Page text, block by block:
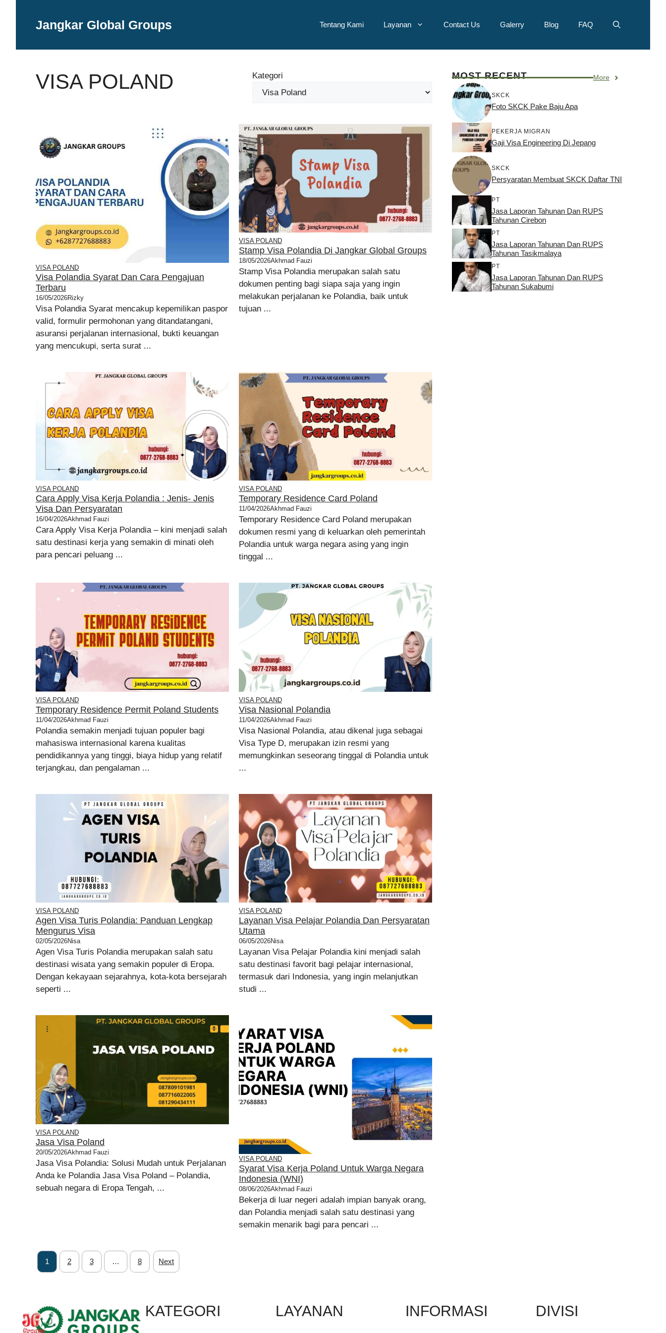
Jangkar Global Groups Tentang Kami Layanan Contact Us Galerry Blog FAQ
VISA POLAND Kategori
VISA POLAND
Visa Polandia Syarat Dan Cara Pengajuan
Terbaru
16/05/2026Rizky
Visa Polandia Syarat mencakup kepemilikan paspor
valid, formulir permohonan yang ditandatangani,
asuransi perjalanan internasional, bukti keuangan
yang mencukupi, serta surat ...
VISA POLAND
Stamp Visa Polandia Di Jangkar Global Groups
18/05/2026Akhmad Fauzi
Stamp Visa Polandia merupakan salah satu
dokumen penting bagi siapa saja yang ingin
melakukan perjalanan ke Polandia, baik untuk
tujuan ...
VISA POLAND
Cara Apply Visa Kerja Polandia : Jenis- Jenis
Visa Dan Persyaratan
16/04/2026Akhmad Fauzi
Cara Apply Visa Kerja Polandia – kini menjadi salah
satu destinasi kerja yang semakin di minati oleh
para pencari peluang ...
VISA POLAND
Temporary Residence Card Poland
11/04/2026Akhmad Fauzi
Temporary Residence Card Poland merupakan
dokumen resmi yang di keluarkan oleh pemerintah
Polandia untuk warga negara asing yang ingin
tinggal ...
VISA POLAND
Temporary Residence Permit Poland Students
11/04/2026Akhmad Fauzi
Polandia semakin menjadi tujuan populer bagi
mahasiswa internasional karena kualitas
pendidikannya yang tinggi, biaya hidup yang relatif
terjangkau, dan pengalaman ...
VISA POLAND
Visa Nasional Polandia
11/04/2026Akhmad Fauzi
Visa Nasional Polandia, atau dikenal juga sebagai
Visa Type D, merupakan izin resmi yang
memungkinkan seseorang tinggal di Polandia untuk
...
VISA POLAND
Agen Visa Turis Polandia: Panduan Lengkap
Mengurus Visa
02/05/2026Nisa
Agen Visa Turis Polandia merupakan salah satu
destinasi wisata yang semakin populer di Eropa.
Dengan kekayaan sejarahnya, kota-kota bersejarah
seperti ...
VISA POLAND
Layanan Visa Pelajar Polandia Dan Persyaratan
Utama
06/05/2026Nisa
Layanan Visa Pelajar Polandia kini menjadi salah
satu destinasi favorit bagi pelajar internasional,
termasuk dari Indonesia, yang ingin melanjutkan
studi ...
VISA POLAND
Jasa Visa Poland
20/05/2026Akhmad Fauzi
Jasa Visa Polandia: Solusi Mudah untuk Perjalanan
Anda ke Polandia Jasa Visa Poland – Polandia,
sebuah negara di Eropa Tengah, ...
VISA POLAND
Syarat Visa Kerja Poland Untuk Warga Negara
Indonesia (WNI)
08/06/2026Akhmad Fauzi
Bekerja di luar negeri adalah impian banyak orang,
dan Polandia menjadi salah satu destinasi yang
semakin menarik bagi para pencari ...
1 2 3 … 8 Next
MOST RECENT More
SKCK
Foto SKCK Pake Baju Apa
PEKERJA MIGRAN
Gaji Visa Engineering Di Jepang
SKCK
Persyaratan Membuat SKCK Daftar TNI
PT
Jasa Laporan Tahunan Dan RUPS
Tahunan Cirebon
PT
Jasa Laporan Tahunan Dan RUPS
Tahunan Tasikmalaya
PT
Jasa Laporan Tahunan Dan RUPS
Tahunan Sukabumi
KATEGORI LAYANAN INFORMASI DIVISI